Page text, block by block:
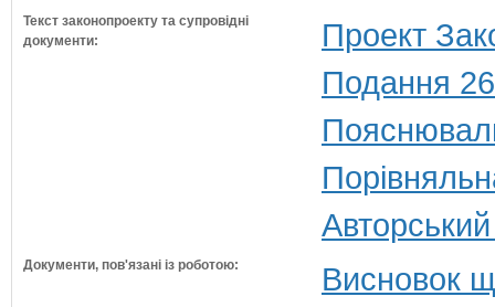
Текст законопроекту та супровідні
документи:
Проект
Подання
Документи, пов'язані із роботою:
Висновок